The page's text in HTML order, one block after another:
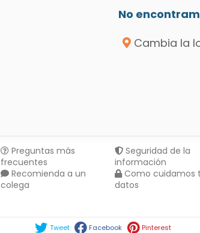
No
Cambia la
Preguntas más
frecuentes
Recomienda a un
colega
Seguridad de la
información
Como cuidamos
datos
Tweet Facebook Pinterest